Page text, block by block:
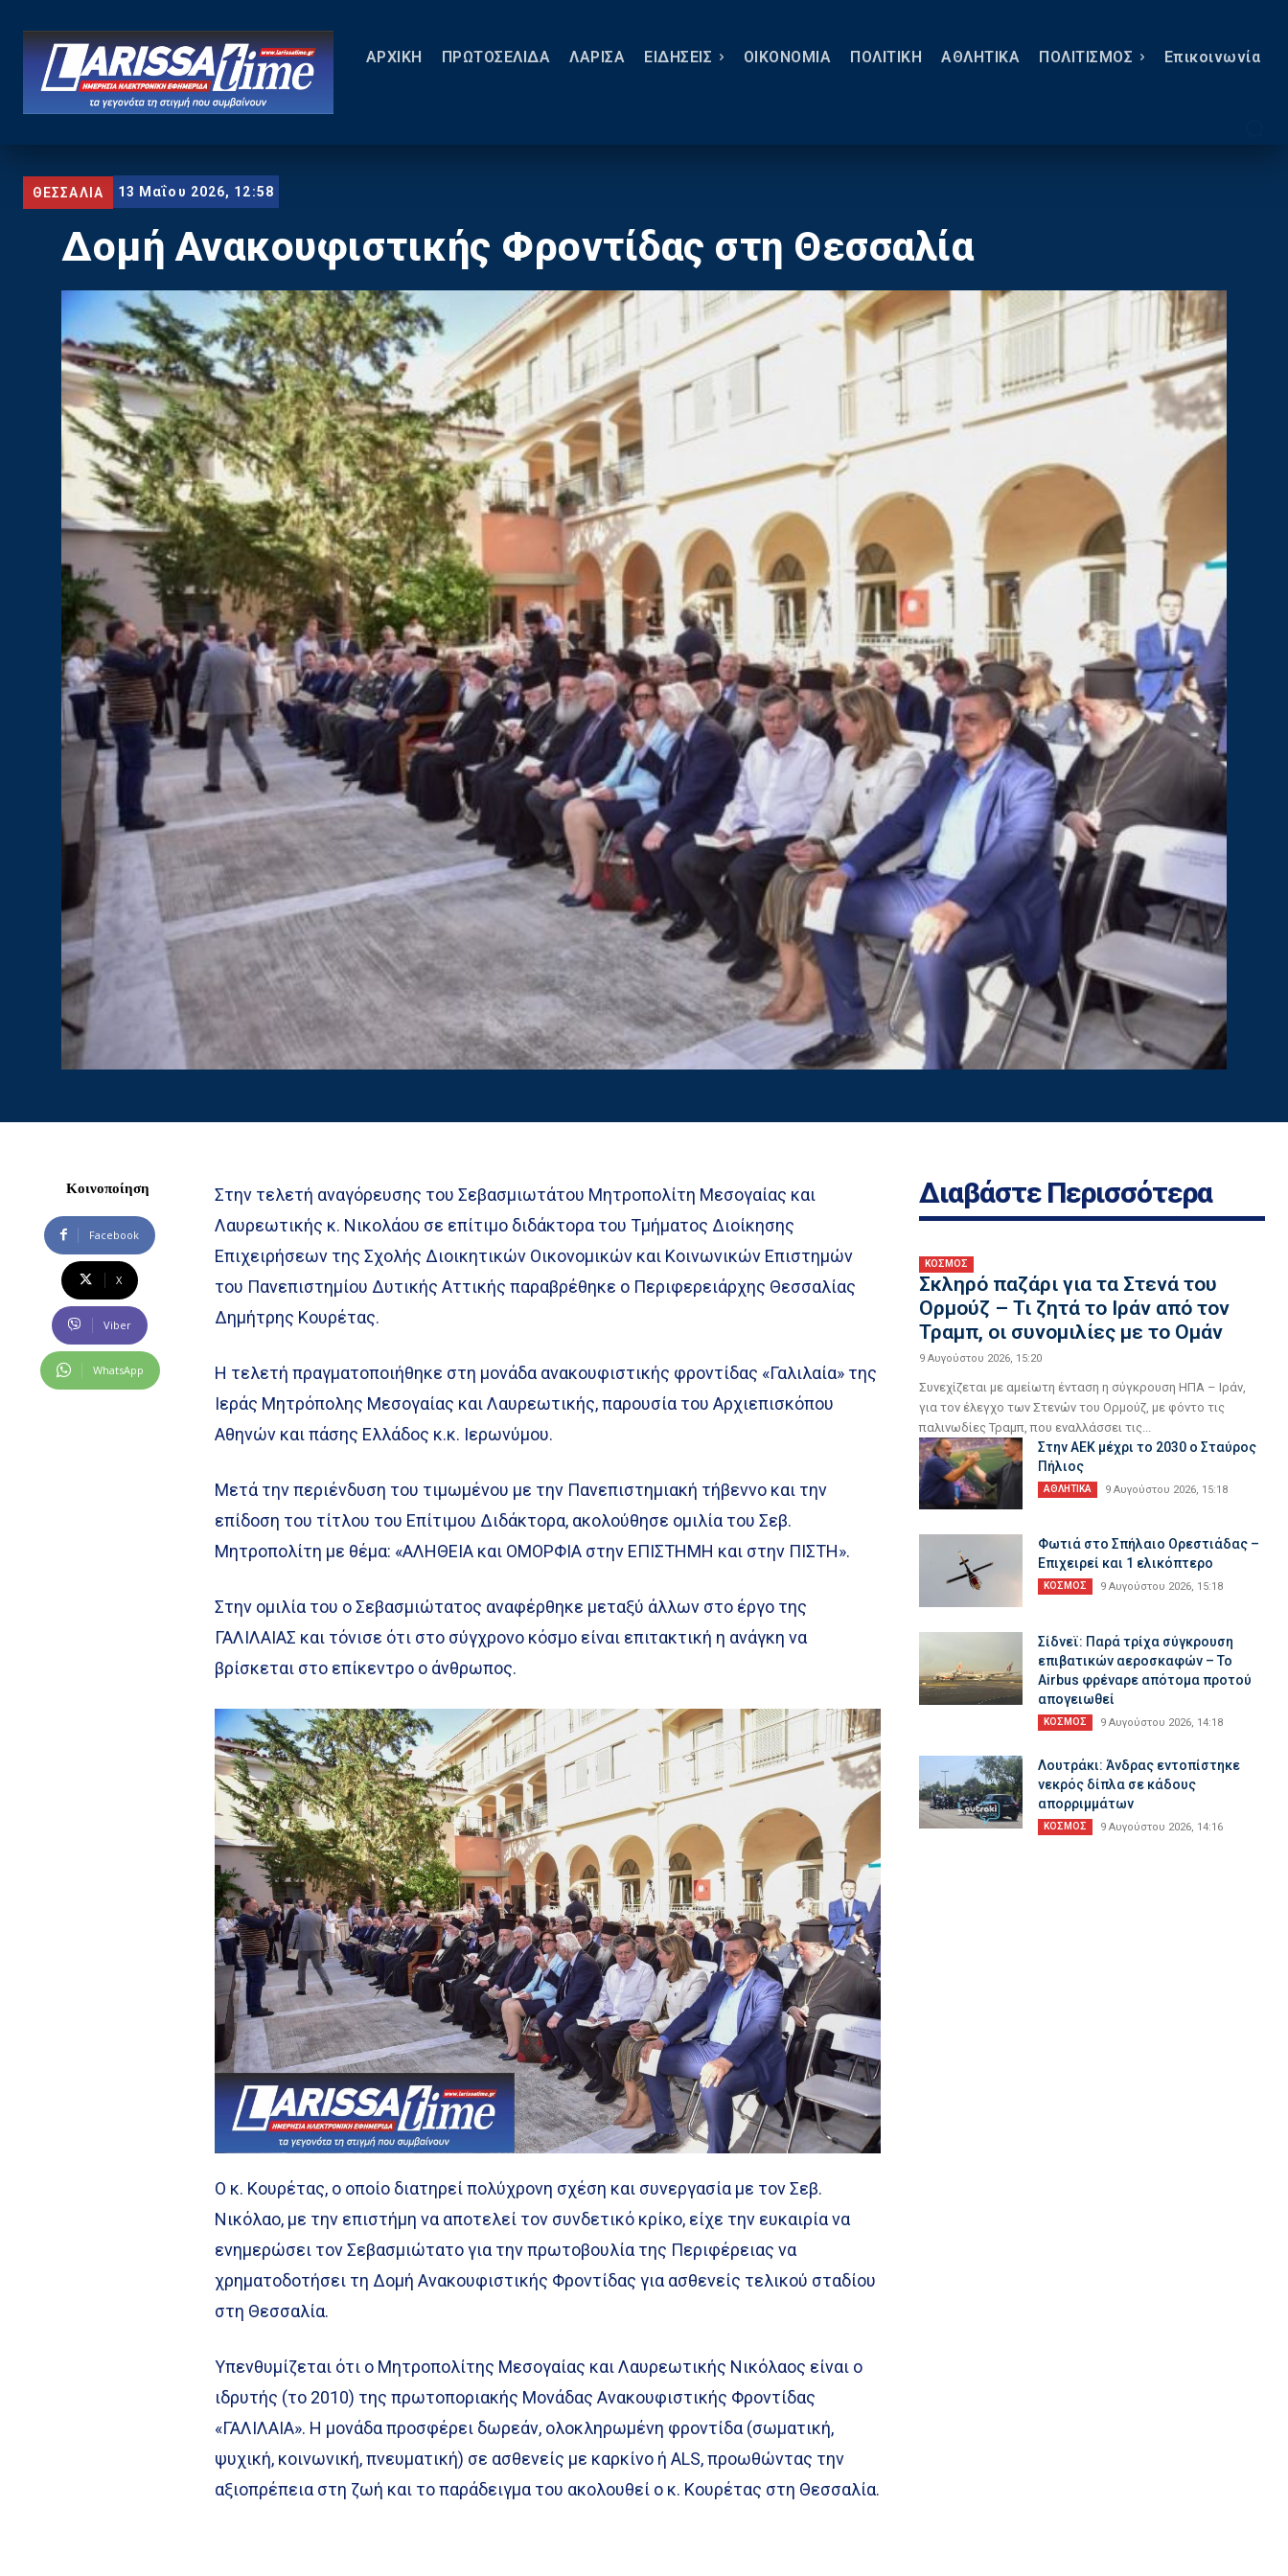
ΑΡΧΙΚΗ ΠΡΩΤΟΣΕΛΙΔΑ ΛΑΡΙΣΑ ΕΙΔΗΣΕΙΣ ΟΙΚΟΝΟΜΙΑ ΠΟΛΙΤΙΚΗ ΑΘΛΗΤΙΚΑ ΠΟΛΙΤΙΣΜΟΣ Eπικοινωνία
ΘΕΣΣΑΛΙΑ 13 Μαΐου 2026, 12:58
Δομή Ανακουφιστικής Φροντίδας στη Θεσσαλία
Κοινοποίηση
Facebook
X
Viber
WhatsApp
Στην τελετή αναγόρευσης του Σεβασμιωτάτου Μητροπολίτη Μεσογαίας και
Λαυρεωτικής κ. Νικολάου σε επίτιμο διδάκτορα του Τμήματος Διοίκησης
Επιχειρήσεων της Σχολής Διοικητικών Οικονομικών και Κοινωνικών Επιστημών
του Πανεπιστημίου Δυτικής Αττικής παραβρέθηκε ο Περιφερειάρχης Θεσσαλίας
Δημήτρης Κουρέτας.
Η τελετή πραγματοποιήθηκε στη μονάδα ανακουφιστικής φροντίδας «Γαλιλαία» της
Ιεράς Μητρόπολης Μεσογαίας και Λαυρεωτικής, παρουσία του Αρχιεπισκόπου
Αθηνών και πάσης Ελλάδος κ.κ. Ιερωνύμου.
Μετά την περιένδυση του τιμωμένου με την Πανεπιστημιακή τήβεννο και την
επίδοση του τίτλου του Επίτιμου Διδάκτορα, ακολούθησε ομιλία του Σεβ.
Μητροπολίτη με θέμα: «ΑΛΗΘΕΙΑ και ΟΜΟΡΦΙΑ στην ΕΠΙΣΤΗΜΗ και στην ΠΙΣΤΗ».
Στην ομιλία του ο Σεβασμιώτατος αναφέρθηκε μεταξύ άλλων στο έργο της
ΓΑΛΙΛΑΙΑΣ και τόνισε ότι στο σύγχρονο κόσμο είναι επιτακτική η ανάγκη να
βρίσκεται στο επίκεντρο ο άνθρωπος.
Ο κ. Κουρέτας, ο οποίο διατηρεί πολύχρονη σχέση και συνεργασία με τον Σεβ.
Νικόλαο, με την επιστήμη να αποτελεί τον συνδετικό κρίκο, είχε την ευκαιρία να
ενημερώσει τον Σεβασμιώτατο για την πρωτοβουλία της Περιφέρειας να
χρηματοδοτήσει τη Δομή Ανακουφιστικής Φροντίδας για ασθενείς τελικού σταδίου
στη Θεσσαλία.
Υπενθυμίζεται ότι ο Μητροπολίτης Μεσογαίας και Λαυρεωτικής Νικόλαος είναι ο
ιδρυτής (το 2010) της πρωτοποριακής Μονάδας Ανακουφιστικής Φροντίδας
«ΓΑΛΙΛΑΙΑ». Η μονάδα προσφέρει δωρεάν, ολοκληρωμένη φροντίδα (σωματική,
ψυχική, κοινωνική, πνευματική) σε ασθενείς με καρκίνο ή ALS, προωθώντας την
αξιοπρέπεια στη ζωή και το παράδειγμα του ακολουθεί ο κ. Κουρέτας στη Θεσσαλία.
Διαβάστε Περισσότερα
ΚΟΣΜΟΣ
Σκληρό παζάρι για τα Στενά του
Ορμούζ – Τι ζητά το Ιράν από τον
Τραμπ, οι συνομιλίες με το Ομάν
9 Αυγούστου 2026, 15:20
Συνεχίζεται με αμείωτη ένταση η σύγκρουση ΗΠΑ – Ιράν,
για τον έλεγχο των Στενών του Ορμούζ, με φόντο τις
παλινωδίες Τραμπ, που εναλλάσσει τις...
Στην AEK μέχρι το 2030 ο Σταύρος
Πήλιος
ΑΘΛΗΤΙΚΑ 9 Αυγούστου 2026, 15:18
Φωτιά στο Σπήλαιο Ορεστιάδας –
Επιχειρεί και 1 ελικόπτερο
ΚΟΣΜΟΣ 9 Αυγούστου 2026, 15:18
Σίδνεϊ: Παρά τρίχα σύγκρουση
επιβατικών αεροσκαφών – Το
Airbus φρέναρε απότομα προτού
απογειωθεί
ΚΟΣΜΟΣ 9 Αυγούστου 2026, 14:18
Λουτράκι: Άνδρας εντοπίστηκε
νεκρός δίπλα σε κάδους
απορριμμάτων
ΚΟΣΜΟΣ 9 Αυγούστου 2026, 14:16